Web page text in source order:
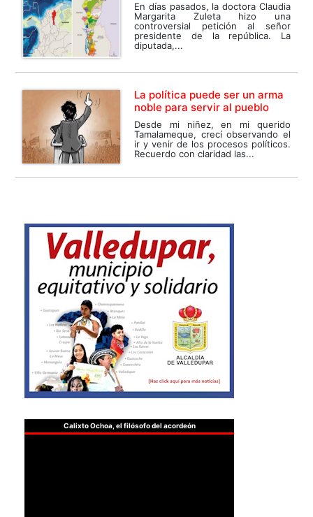
En días pasados, la doctora Claudia
Margarita Zuleta hizo una
controversial petición al señor
presidente de la república. La
diputada,...
La política puede ser un arma
noble para servir al pueblo
Desde mi niñez, en mi querido
Tamalameque, crecí observando el
ir y venir de los procesos políticos.
Recuerdo con claridad las...
Calixto Ochoa, el filósofo del acordeón